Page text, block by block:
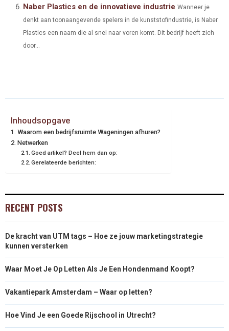
Naber Plastics en de innovatieve industrie Wanneer je
denkt aan toonaangevende spelers in de kunststofindustrie, is Naber
Plastics een naam die al snel naar voren komt. Dit bedrijf heeft zich
door...
Inhoudsopgave
Waarom een bedrijfsruimte Wageningen afhuren?
Netwerken
Goed artikel? Deel hem dan op:
Gerelateerde berichten:
RECENT POSTS
De kracht van UTM tags – Hoe ze jouw marketingstrategie
kunnen versterken
Waar Moet Je Op Letten Als Je Een Hondenmand Koopt?
Vakantiepark Amsterdam – Waar op letten?
Hoe Vind Je een Goede Rijschool in Utrecht?